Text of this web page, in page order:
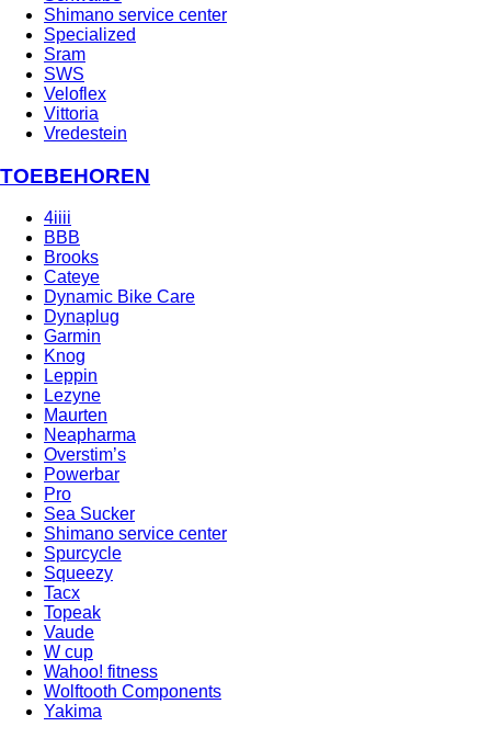
Shimano service center
Specialized
Sram
SWS
Veloflex
Vittoria
Vredestein
TOEBEHOREN
4iiii
BBB
Brooks
Cateye
Dynamic Bike Care
Dynaplug
Garmin
Knog
Leppin
Lezyne
Maurten
Neapharma
Overstim’s
Powerbar
Pro
Sea Sucker
Shimano service center
Spurcycle
Squeezy
Tacx
Topeak
Vaude
W cup
Wahoo! fitness
Wolftooth Components
Yakima